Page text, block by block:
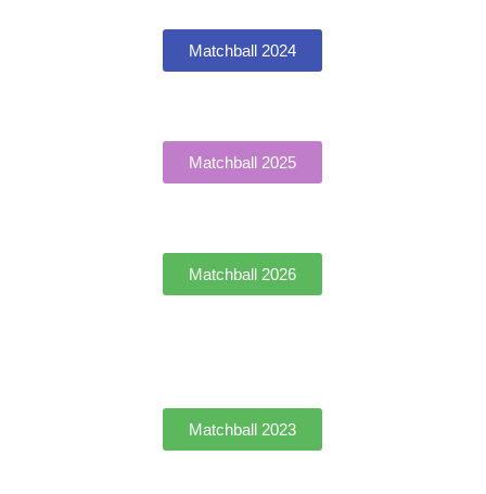
Matchball 2024
Matchball 2025
Matchball 2026
Matchball 2023